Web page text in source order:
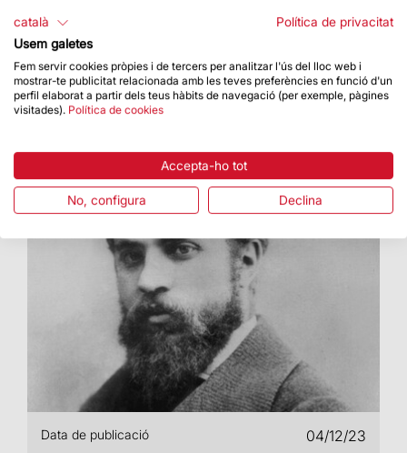
La Basílica proposa diversos actes i activitats
per a tots els públics
Data de publicació
04/12/23
català
Política de privacitat
Usem galetes
Fem servir cookies pròpies i de tercers per analitzar l'ús del lloc web i
mostrar-te publicitat relacionada amb les teves preferències en funció d'un
perfil elaborat a partir dels teus hàbits de navegació (per exemple, pàgines
visitades). Política de cookies
Accepta-ho tot
No, configura Declina